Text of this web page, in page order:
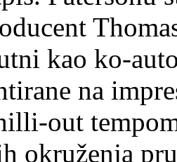
kao ko-
na
out
okruženja